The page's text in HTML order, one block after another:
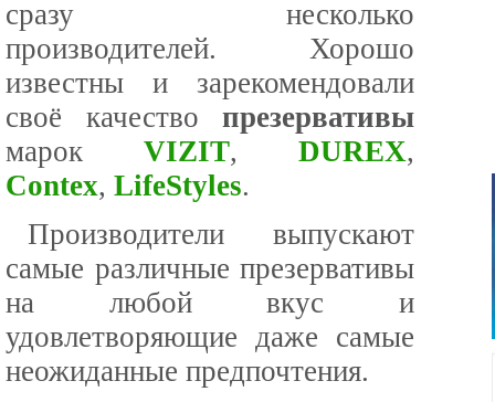
сразу несколько
производителей. Хорошо
известны и зарекомендовали
своё качество презервативы
марок VIZIT, DUREX,
Contex, LifeStyles.
Производители выпускают
самые различные презервативы
на любой вкус и
удовлетворяющие даже самые
неожиданные предпочтения.